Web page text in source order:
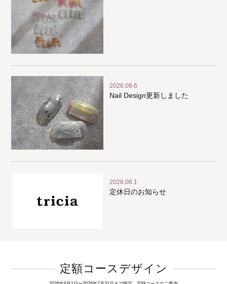
2026.06.6
Nail Design更新しました
2026.06.1
定休日のお知らせ
定額コースデザイン